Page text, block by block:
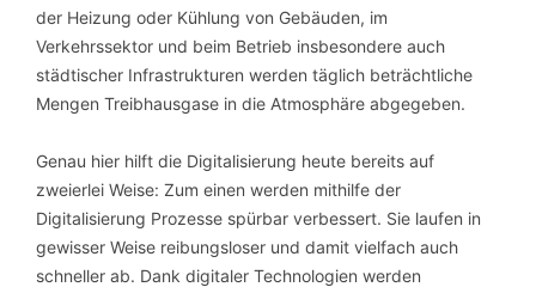
der Heizung oder Kühlung von Gebäuden, im
Verkehrssektor und beim Betrieb insbesondere auch
städtischer Infrastrukturen werden täglich beträchtliche
Mengen Treibhausgase in die Atmosphäre abgegeben.
Genau hier hilft die Digitalisierung heute bereits auf
zweierlei Weise: Zum einen werden mithilfe der
Digitalisierung Prozesse spürbar verbessert. Sie laufen in
gewisser Weise reibungsloser und damit vielfach auch
schneller ab. Dank digitaler Technologien werden